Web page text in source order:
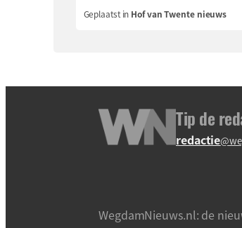
Geplaatst in Hof van Twente nieuws
Tip de
redactie
WegdamNieuws.nl: de